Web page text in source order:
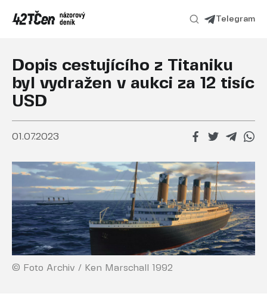
Telegram
Dopis cestujícího z Titaniku
byl vydražen v aukci za 12 tisíc
USD
01.07.2023
© Foto Archiv / Ken Marschall 1992